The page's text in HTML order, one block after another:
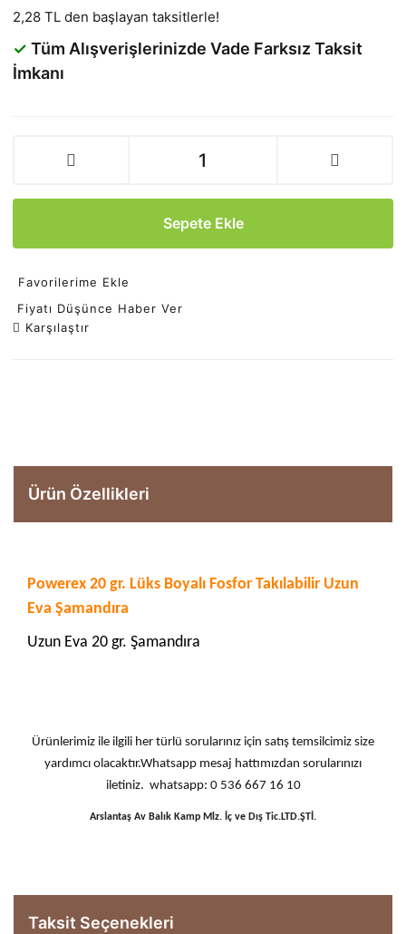
2,28 TL den başlayan taksitlerle!
✓ Tüm Alışverişlerinizde Vade Farksız Taksit
İmkanı
Sepete Ekle
Favorilerime Ekle
Fiyatı Düşünce Haber Ver
Karşılaştır
Ürün Özellikleri
Powerex 20 gr. Lüks Boyalı Fosfor Takılabilir Uzun
Eva Şamandıra
Uzun Eva 20 gr. Şamandıra
Ürünlerimiz ile ilgili her türlü sorularınız için satış temsilcimiz size
yardımcı olacaktır.Whatsapp mesaj hattımızdan sorularınızı
iletiniz. whatsapp: 0 536 667 16 10
Arslantaş Av Balık Kamp Mlz. İç ve Dış Tic.LTD.ŞTİ.
Taksit Seçenekleri